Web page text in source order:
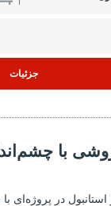
جزئیات
بسفر در اوسکودار
با